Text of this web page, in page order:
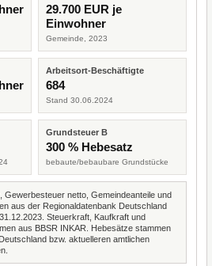
29.700 EUR je
Einwohner
Gemeinde, 2023
Arbeitsort-Beschäftigte
684
Stand 30.06.2024
Grundsteuer B
300 % Hebesatz
bebaute/bebaubare Grundstücke
netto, Gemeindeanteile und
aus der Regionaldatenbank Deutschland
Steuerkraft, Kaufkraft und
aus BBSR INKAR. Hebesätze stammen
bzw. aktuelleren amtlichen